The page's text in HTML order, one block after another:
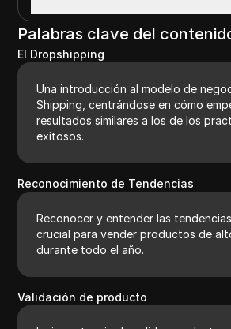
Palabras clave del
El Dropshipping
Una introducción al modelo de
Shipping, centrándose en cómo
resultados similares a los de los
exitosos.
Reconocimiento de Tendencias
Reconocer y entender las
crucial para vender productos de
durante todo el año.
Validación de producto